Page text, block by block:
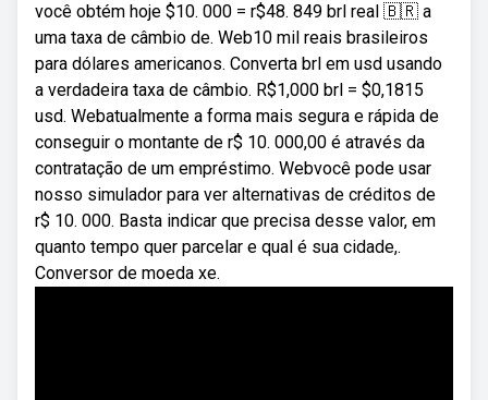
você obtém hoje $10. 000 = r$48. 849 brl real 🇧🇷 a
uma taxa de câmbio de. Web10 mil reais brasileiros
para dólares americanos. Converta brl em usd usando
a verdadeira taxa de câmbio. R$1,000 brl = $0,1815
usd. Webatualmente a forma mais segura e rápida de
conseguir o montante de r$ 10. 000,00 é através da
contratação de um empréstimo. Webvocê pode usar
nosso simulador para ver alternativas de créditos de
r$ 10. 000. Basta indicar que precisa desse valor, em
quanto tempo quer parcelar e qual é sua cidade,.
Conversor de moeda xe.